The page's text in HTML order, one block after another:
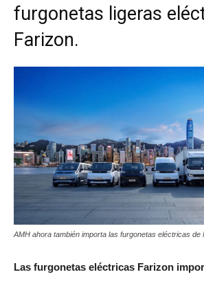
furgonetas ligeras
Farizon.
AMH ahora también importa las furgonetas eléctricas de
Las furgonetas eléctricas Farizon